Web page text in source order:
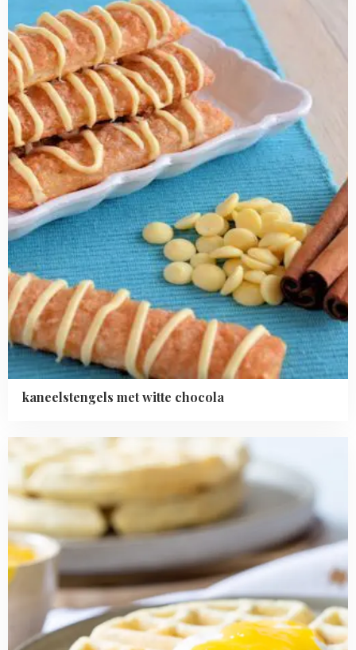
kaneelstengels met witte chocola
about
kaneelstengels
met
witte
chocola
Read
more
about
Citroen-
maanzaad
wafels
met
lemon
curd